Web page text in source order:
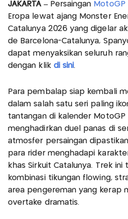
JAKARTA –Persaingan MotoGP
Eropa lewat ajang Monster
Catalunya 2026 yang digelar
de Barcelona-Catalunya,
dapat menyaksikan seluruh
dengan klik di sini.
Para pembalap siap kembali
dalam salah satu seri paling
tantangan di kalender MotoGP
menghadirkan duel panas di
atmosfer persaingan
para rider menghadapi
khas Sirkuit Catalunya. Trek ini
kombinasi tikungan flowing,
area pengereman yang kerap
overtake dramatis.